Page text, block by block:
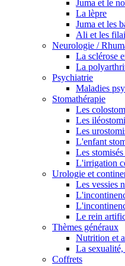
Juma et le
La lèpre
Juma et les
Ali et les
Neurologie /
La sclérose
La
Psychiatrie
Maladies
Stomathérapie
Les
Les
Les
L'enfant
Les
L'irrigation
Urologie et
Les vessies
Le rein
Thèmes généraux
Nutrition et
La
Coffrets